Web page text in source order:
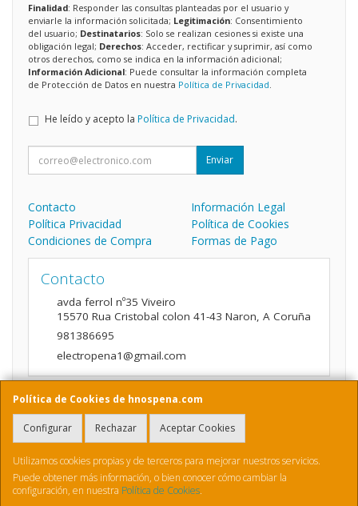
Política de Cookies de hnospena.com
Configurar Rechazar Aceptar Cookies
Utilizamos cookies propias y de terceros para mejorar nuestros servicios.
Puede obtener más información, o bien conocer cómo cambiar la
configuración, en nuestra Política de Cookies.
Finalidad: Responder las consultas planteadas por el usuario y
enviarle la información solicitada; Legitimación: Consentimiento
del usuario; Destinatarios: Solo se realizan cesiones si existe una
obligación legal; Derechos: Acceder, rectificar y suprimir, así como
otros derechos, como se indica en la información adicional;
Información Adicional: Puede consultar la información completa
de Protección de Datos en nuestra Política de Privacidad
He leído y acepto la Política de Privacidad.
Enviar
Contacto
Información Legal
Política Privacidad
Política de Cookies
Condiciones de Compra
Formas de Pago
Contacto
avda ferrol nº35 Viveiro
15570 Rua Cristobal colon 41-43 Naron, A Coruña
981386695
electropena1@gmail.com
Horario
9:00 a 14:00 y de 16:00 A 20:00
, , , , España. - C.I.F.: B70410436 - Tfno: